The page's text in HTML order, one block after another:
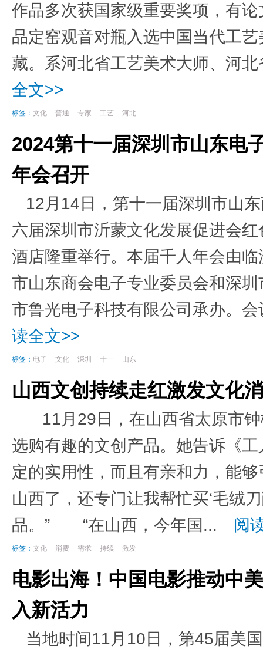
作品多次获国家级重要奖项，有
品定窑观音对瓶入选中国当代工
藏。系河北省工艺美术大师、河
全文>>
标签： 文化 普通 专家 工艺 河北
2024第十一届深圳市山东电
年会召开
12月14日，第十一届深圳市山
六届深圳市沂蒙文化发展促进会
酒店隆重举行。本届千人年会由
市山东商会电子专业委员会和深
市鲁光电子科技有限公司承办。
读全文>>
标签： 电子 文化 深圳 十一 山东
山西文创持续走红激发文化
11月29日，在山西省太原市钟
选购有趣的文创产品。她告诉《
定的实用性，而且有亲和力，能
山西了，还专门让我帮忙买‘毛绒刀
品。” “在山西，今年国...
阅
标签： 文化 消费 需求 持续 激发
电影出海！中国电影推动中
入新活力
当地时间11月10日，第45届美